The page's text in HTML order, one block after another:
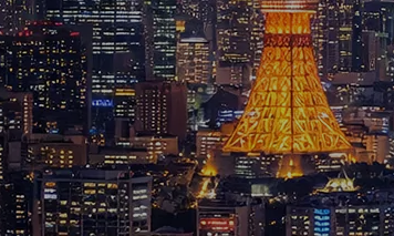
ブログ
スポーツ